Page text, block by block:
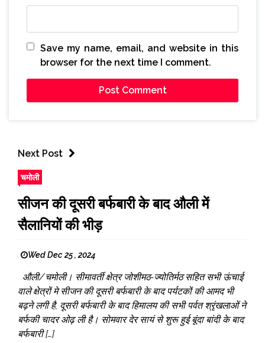
Save my name, email, and website in this
browser for the next time I comment.
Next Post
चमोली
सीजन की दूसरी बर्फबारी के बाद औली में
सैलानियों की भीड़
Wed Dec 25 , 2024
औली/चमोली। सीमावर्ती क्षेत्र जोशीमठ-ज्योतिर्मठ सहित सभी ऊंचाई
वाले क्षेत्रों मे सीजन की दूसरी बर्फबारी के बाद पर्यटकों की आमद भी
बढ़ने लगी है, दूसरी बर्फबारी के बाद हिमालय की सभी पर्वत श्रृंखलाओं ने
बर्फकी चादर ओढ़ ली है। सोमवार देर सायं से शुरू हुई बूंदा बांदी के बाद
बर्फबारी […]